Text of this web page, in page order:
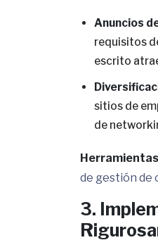
Anuncios
requisitos
escrito
sitios de
de
de gestión de
3.